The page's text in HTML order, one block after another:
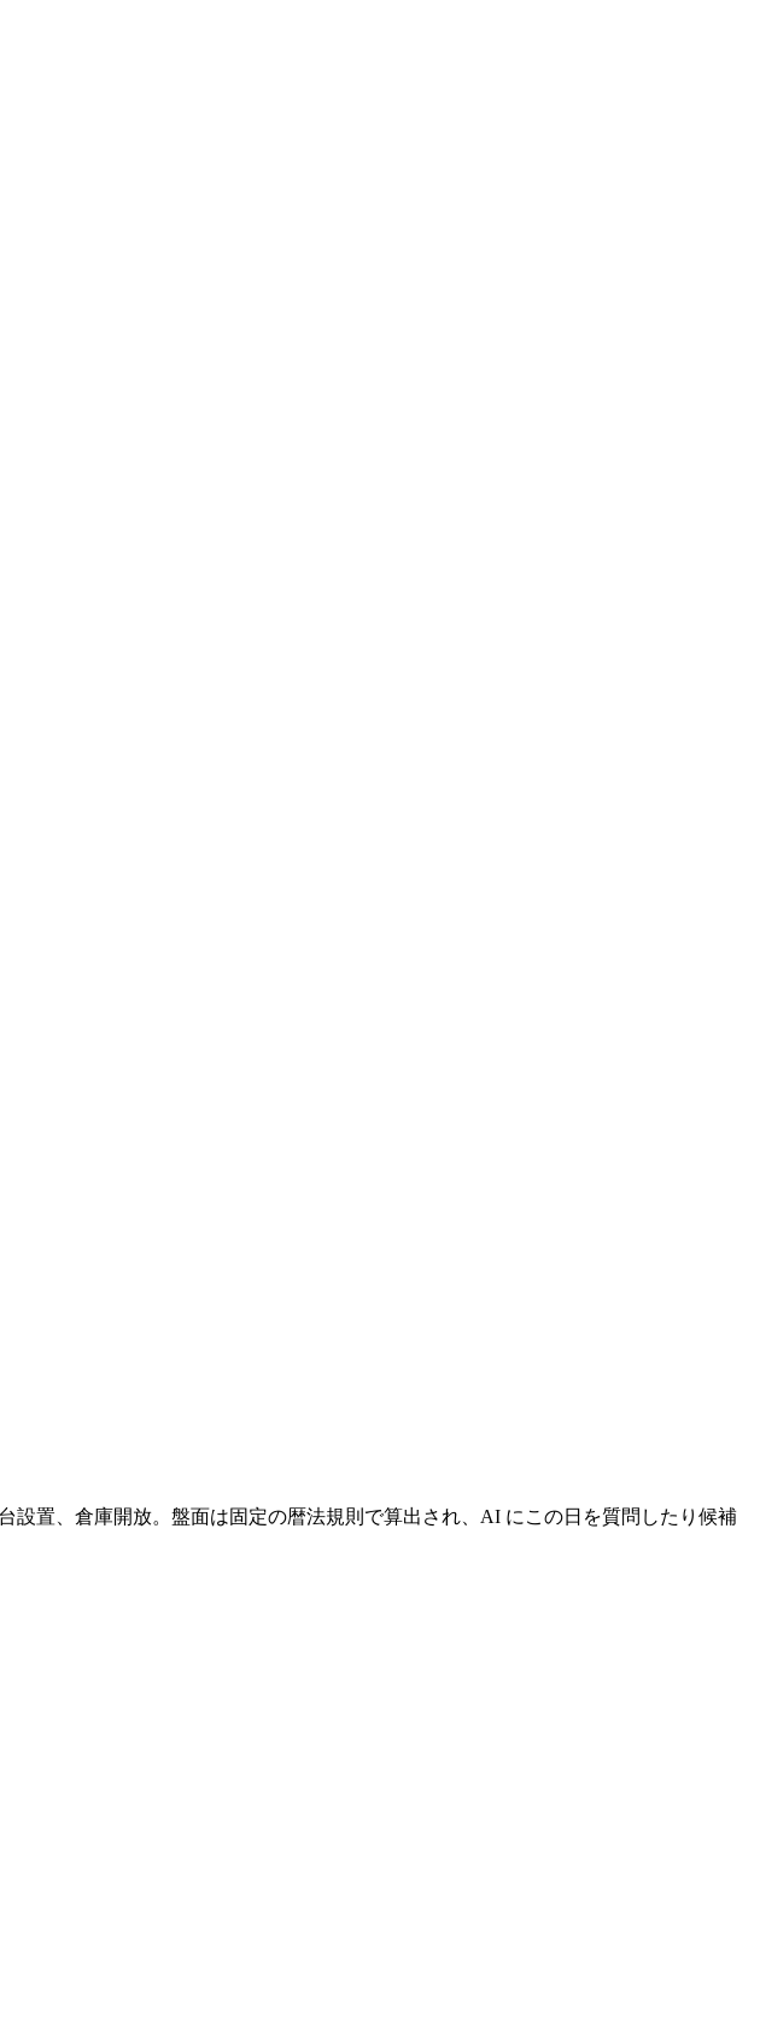
置、倉庫開放。盤面は固定の暦法規則で算出され、AI にこの日を質問したり候補